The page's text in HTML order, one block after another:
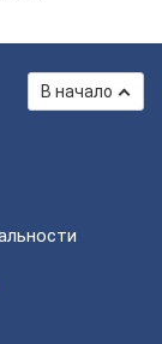
В начало